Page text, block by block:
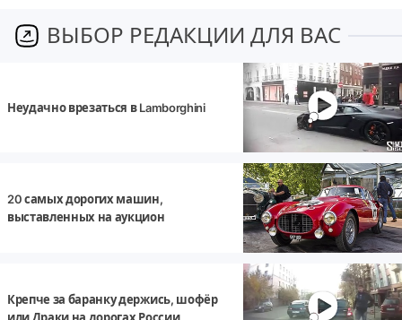
ВЫБОР РЕДАКЦИИ ДЛЯ ВАС
Неудачно врезаться в Lamborghini
20 самых дорогих машин,
выставленных на аукцион
Крепче за баранку держись, шофёр
или Драки на дорогах России